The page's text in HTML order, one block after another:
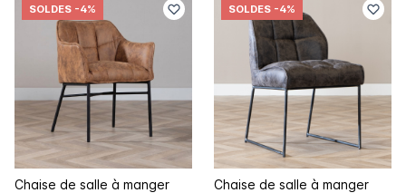
SOLDES -4%
Chaise de salle à manger
SOLDES -4%
Chaise de salle à manger